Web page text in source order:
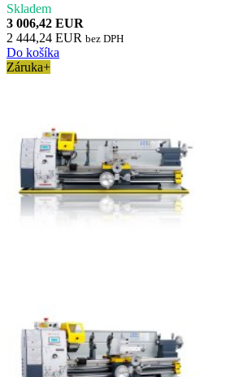
Skladem
3 006,42 EUR
2 444,24 EUR bez DPH
Do košíka
Záruka+